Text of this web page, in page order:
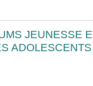
JEUNESSE